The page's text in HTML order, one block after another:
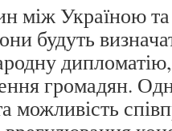
між Україною
будуть
громадян.
можливість